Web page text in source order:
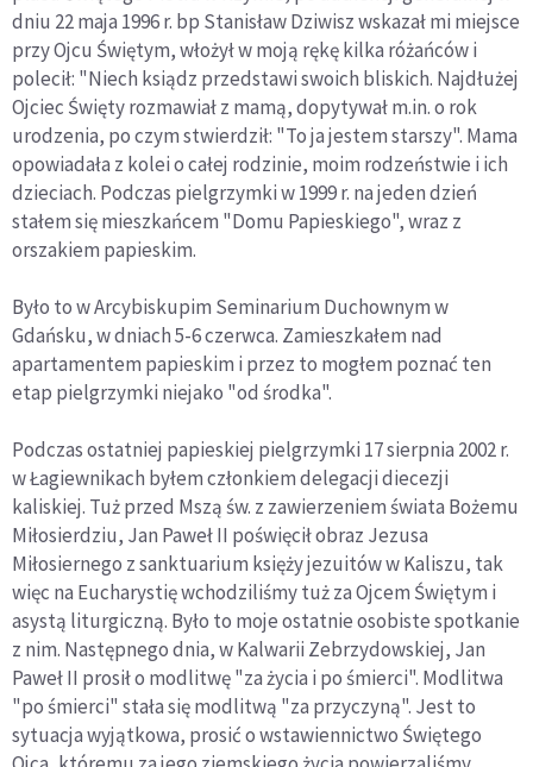
dniu 22 maja 1996 r. bp Stanisław Dziwisz wskazał mi miejsce
przy Ojcu Świętym, włożył w moją rękę kilka różańców i
polecił: "Niech ksiądz przedstawi swoich bliskich. Najdłużej
Ojciec Święty rozmawiał z mamą, dopytywał m.in. o rok
urodzenia, po czym stwierdził: "To ja jestem starszy". Mama
opowiadała z kolei o całej rodzinie, moim rodzeństwie i ich
dzieciach. Podczas pielgrzymki w 1999 r. na jeden dzień
stałem się mieszkańcem "Domu Papieskiego", wraz z
orszakiem papieskim.
Było to w Arcybiskupim Seminarium Duchownym w
Gdańsku, w dniach 5-6 czerwca. Zamieszkałem nad
apartamentem papieskim i przez to mogłem poznać ten
etap pielgrzymki niejako "od środka".
Podczas ostatniej papieskiej pielgrzymki 17 sierpnia 2002 r.
w Łagiewnikach byłem członkiem delegacji diecezji
kaliskiej. Tuż przed Mszą św. z zawierzeniem świata Bożemu
Miłosierdziu, Jan Paweł II poświęcił obraz Jezusa
Miłosiernego z sanktuarium księży jezuitów w Kaliszu, tak
więc na Eucharystię wchodziliśmy tuż za Ojcem Świętym i
asystą liturgiczną. Było to moje ostatnie osobiste spotkanie
z nim. Następnego dnia, w Kalwarii Zebrzydowskiej, Jan
Paweł II prosił o modlitwę "za życia i po śmierci". Modlitwa
"po śmierci" stała się modlitwą "za przyczyną". Jest to
sytuacja wyjątkowa, prosić o wstawiennictwo Świętego